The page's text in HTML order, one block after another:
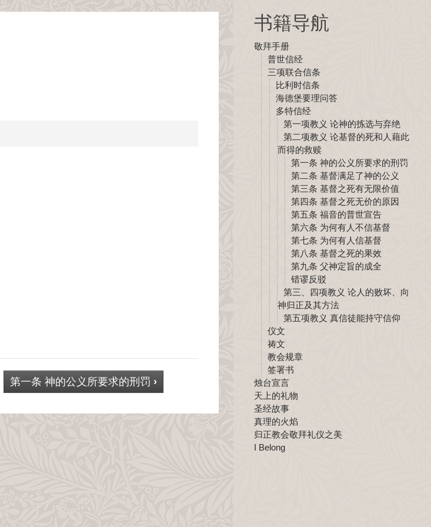
书籍导航
敬拜手册
普世信经
三项联合信条
比利时信条
海德堡要理问答
多特信经
第一项教义 论神的拣选与弃绝
第二项教义 论基督的死和人藉此
而得的救赎
第一条 神的公义所要求的刑罚
第二条 基督满足了神的公义
第三条 基督之死有无限价值
第四条 基督之死无价的原因
第五条 福音的普世宣告
第六条 为何有人不信基督
第七条 为何有人信基督
第八条 基督之死的果效
第九条 父神定旨的成全
错谬反驳
第三、四项教义 论人的败坏、向
神归正及其方法
第五项教义 真信徒能持守信仰
仪文
祷文
教会规章
签署书
烛台宣言
天上的礼物
圣经故事
真理的火焰
归正教会敬拜礼仪之美
I Belong
第一条 神的公义所要求的刑罚 ›